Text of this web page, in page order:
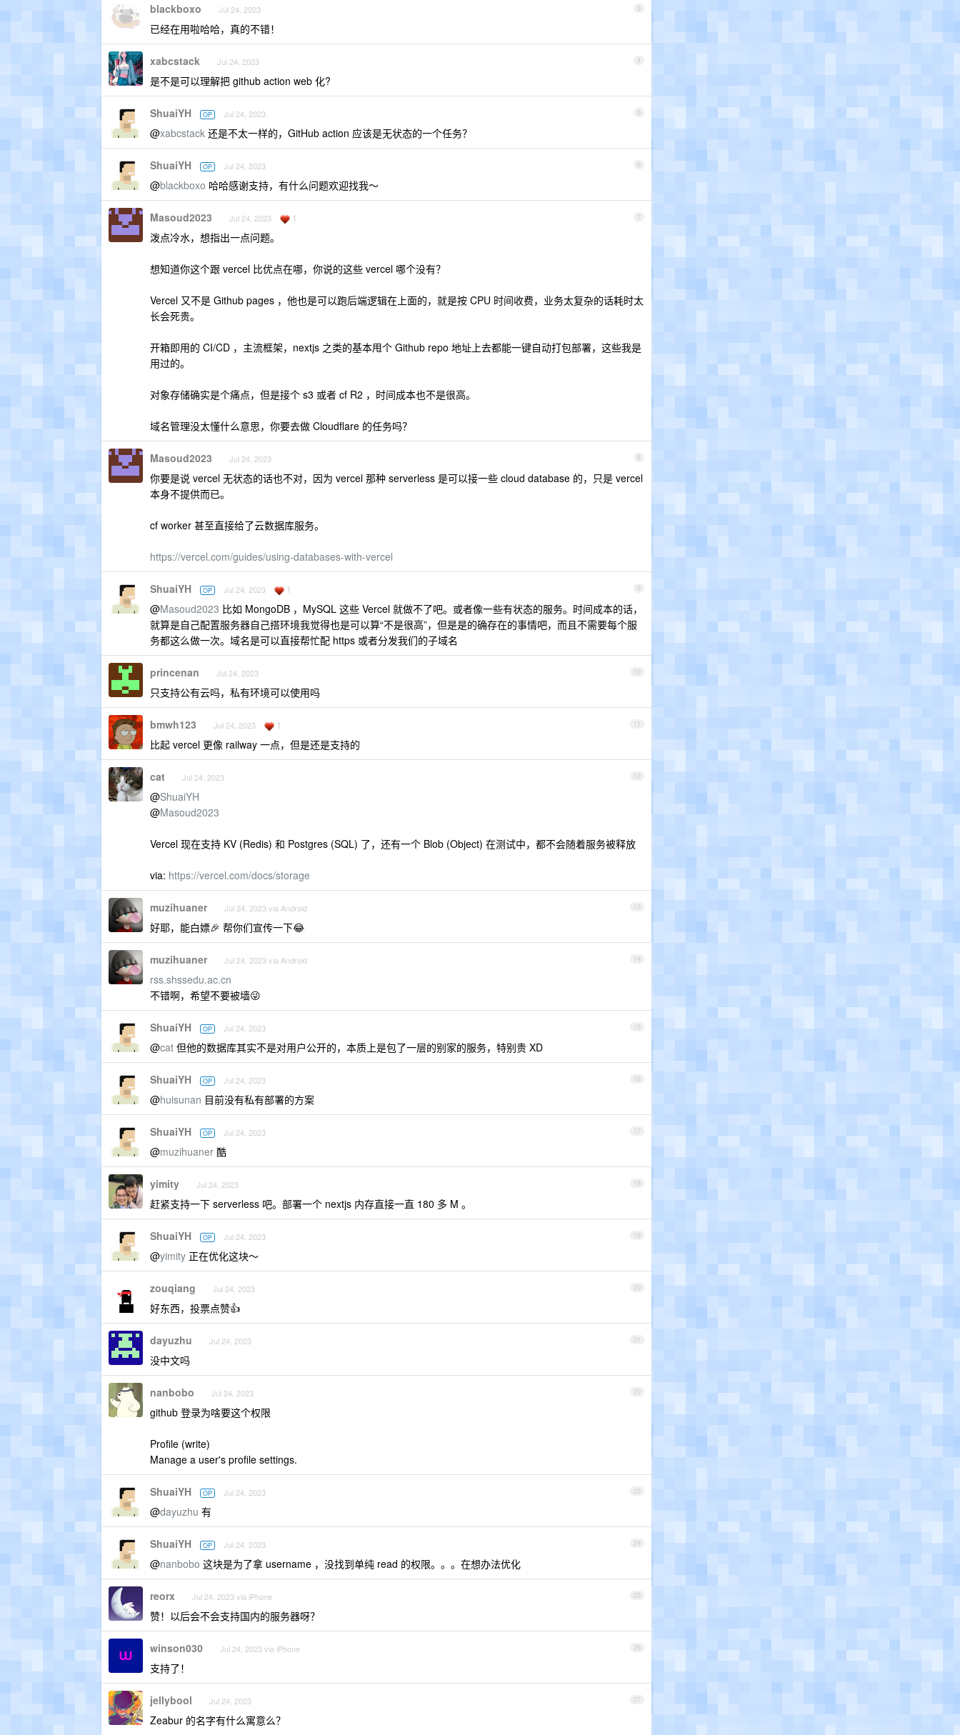
3
blackboxo Jul 24, 2023
已经在用啦哈哈，真的不错！
4
xabcstack Jul 24, 2023
是不是可以理解把 github action web 化?
5
ShuaiYH OP Jul 24, 2023
@xabcstack 还是不太一样的，GitHub action 应该是无状态的一个任务？
6
ShuaiYH OP Jul 24, 2023
@blackboxo 哈哈感谢支持，有什么问题欢迎找我～
7
Masoud2023 Jul 24, 2023 1
泼点冷水，想指出一点问题。
想知道你这个跟 vercel 比优点在哪，你说的这些 vercel 哪个没有？
Vercel 又不是 Github pages ，他也是可以跑后端逻辑在上面的，就是按 CPU 时间收费，业务太复杂的话耗时太
长会死贵。
开箱即用的 CI/CD ，主流框架，nextjs 之类的基本甩个 Github repo 地址上去都能一键自动打包部署，这些我是
用过的。
对象存储确实是个痛点，但是接个 s3 或者 cf R2 ，时间成本也不是很高。
域名管理没太懂什么意思，你要去做 Cloudflare 的任务吗？
8
Masoud2023 Jul 24, 2023
你要是说 vercel 无状态的话也不对，因为 vercel 那种 serverless 是可以接一些 cloud database 的，只是 vercel
本身不提供而已。
cf worker 甚至直接给了云数据库服务。
https://vercel.com/guides/using-databases-with-vercel
9
ShuaiYH OP Jul 24, 2023 1
@Masoud2023 比如 MongoDB ，MySQL 这些 Vercel 就做不了吧。或者像一些有状态的服务。时间成本的话，
就算是自己配置服务器自己搭环境我觉得也是可以算“不是很高”，但是是的确存在的事情吧，而且不需要每个服
务都这么做一次。域名是可以直接帮忙配 https 或者分发我们的子域名
10
princenan Jul 24, 2023
只支持公有云吗，私有环境可以使用吗
11
bmwh123 Jul 24, 2023 1
比起 vercel 更像 railway 一点，但是还是支持的
12
cat Jul 24, 2023
@ShuaiYH
@Masoud2023
Vercel 现在支持 KV (Redis) 和 Postgres (SQL) 了，还有一个 Blob (Object) 在测试中，都不会随着服务被释放
via: https://vercel.com/docs/storage
13
muzihuaner Jul 24, 2023 via Android
好耶，能白嫖🎉 帮你们宣传一下😂
14
muzihuaner Jul 24, 2023 via Android
rss.shssedu.ac.cn
不错啊，希望不要被墙😜
15
ShuaiYH OP Jul 24, 2023
@cat 但他的数据库其实不是对用户公开的，本质上是包了一层的别家的服务，特别贵 XD
16
ShuaiYH OP Jul 24, 2023
@huisunan 目前没有私有部署的方案
17
ShuaiYH OP Jul 24, 2023
@muzihuaner 酷
18
yimity Jul 24, 2023
赶紧支持一下 serverless 吧。部署一个 nextjs 内存直接一直 180 多 M 。
19
ShuaiYH OP Jul 24, 2023
@yimity 正在优化这块～
20
zouqiang Jul 24, 2023
好东西，投票点赞👍
21
dayuzhu Jul 24, 2023
没中文吗
22
nanbobo Jul 24, 2023
github 登录为啥要这个权限
Profile (write)
Manage a user's profile settings.
23
ShuaiYH OP Jul 24, 2023
@dayuzhu 有
24
ShuaiYH OP Jul 24, 2023
@nanbobo 这块是为了拿 username ，没找到单纯 read 的权限。。。在想办法优化
25
reorx Jul 24, 2023 via iPhone
赞！以后会不会支持国内的服务器呀？
26
winson030 Jul 24, 2023 via iPhone
支持了！
27
jellybool Jul 24, 2023
Zeabur 的名字有什么寓意么？